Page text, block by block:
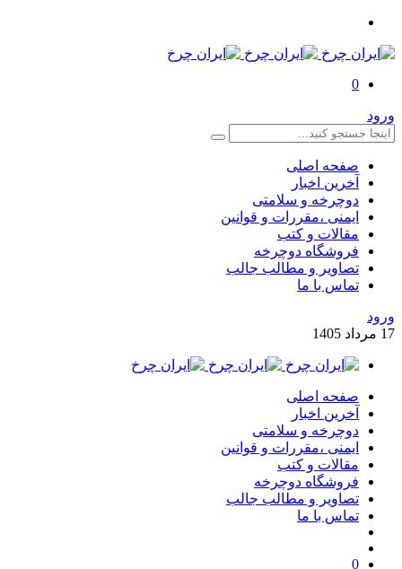
0
ورود
صفحه اصلی
آخرین اخبار
دوچرخه و سلامتی
ایمنی ،مقررات و قوانین
مقالات و کتب
فروشگاه دوچرخه
تصاویر و مطالب جالب
تماس با ما
ورود
17 مرداد 1405
صفحه اصلی
آخرین اخبار
دوچرخه و سلامتی
ایمنی ،مقررات و قوانین
مقالات و کتب
فروشگاه دوچرخه
تصاویر و مطالب جالب
تماس با ما
0